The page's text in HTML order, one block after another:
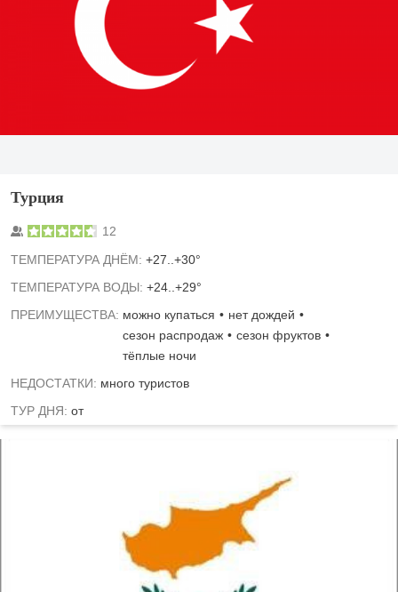
Турция
12
TЕМПЕРАТУРА ДНЁМ: +27..+30°
ТЕМПЕРАТУРА ВОДЫ: +24..+29°
ПРЕИМУЩЕСТВА: можно купаться
нет дождей
сезон распродаж
сезон фруктов
тёплые ночи
НЕДОСТАТКИ: много туристов
ТУР ДНЯ: от